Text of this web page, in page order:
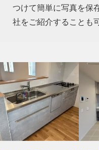
つけて簡単に写真を保
社をご紹介することも